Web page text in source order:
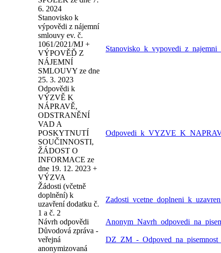
6. 2024
Stanovisko k
výpovědi z nájemní
smlouvy ev. č.
1061/2021/MJ +
VÝPOVĚĎ Z
NÁJEMNÍ
SMLOUVY ze dne
25. 3. 2023
Odpovědi k
VÝZVĚ K
NÁPRAVĚ,
ODSTRANĚNÍ
VAD A
POSKYTNUTÍ
SOUČINNOSTI,
ŽÁDOST O
INFORMACE ze
dne 19. 12. 2023 +
VÝZVA
Žádosti (včetně
doplnění) k
uzavření dodatku č.
1 a č. 2
Návrh odpovědi
Důvodová zpráva -
veřejná
anonymizovaná
DZ_ZM_-